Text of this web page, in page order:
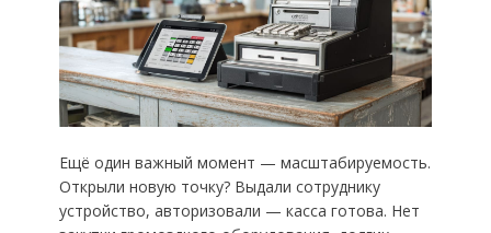
Ещё один важный момент — масштабируемость.
Открыли новую точку? Выдали сотруднику
устройство, авторизовали — касса готова. Нет